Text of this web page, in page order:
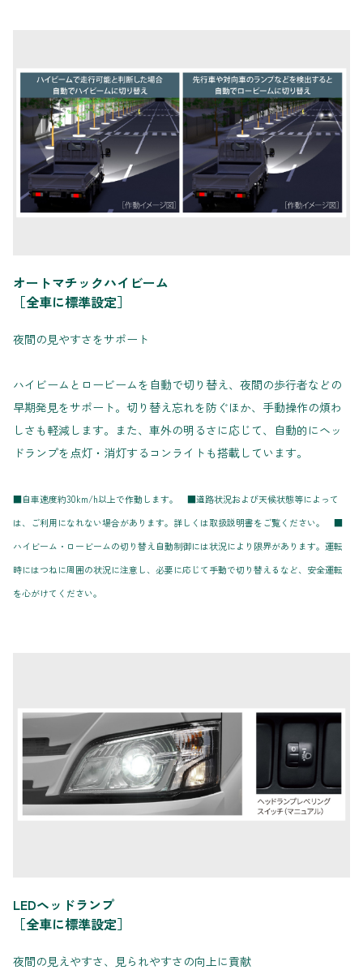
オートマチックハイビーム
［全車に標準設定］
夜間の見やすさをサポート
ハイビームとロービームを自動で切り替え、夜間の歩行者などの
早期発見をサポート。切り替え忘れを防ぐほか、手動操作の煩わ
しさも軽減します。また、車外の明るさに応じて、自動的にヘッ
ドランプを点灯・消灯するコンライトも搭載しています。
■自車速度約30km/h以上で作動します。 ■道路状況および天候状態等によって
は、ご利用になれない場合があります。詳しくは取扱説明書をご覧ください。 ■
ハイビーム・ロービームの切り替え自動制御には状況により限界があります。運転
時にはつねに周囲の状況に注意し、必要に応じて手動で切り替えるなど、安全運転
を心がけてください。
LEDヘッドランプ
［全車に標準設定］
夜間の見えやすさ、見られやすさの向上に貢献